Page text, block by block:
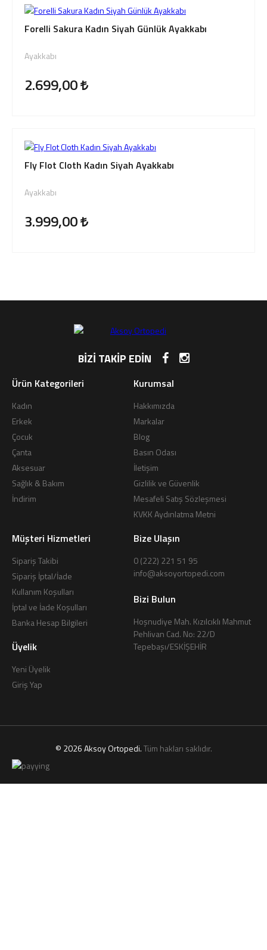
Forelli Sakura Kadın Siyah Günlük Ayakkabı
Ayakkabı
2.699,00
Fly Flot Cloth Kadın Siyah Ayakkabı
Ayakkabı
3.999,00
BİZİ TAKİP EDİN
Ürün Kategorileri
Kadın
Erkek
Çocuk
Çanta
Aksesuar
Sağlık & Bakım
İndirim
Kurumsal
Hakkımızda
Markalar
Blog
Basın Odası
İletişim
Gizlilik ve Güvenlik
Mesafeli Satış Sözleşmesi
KVKK Aydınlatma Metni
Müşteri Hizmetleri
Sipariş Takibi
Sipariş İptal/İade
Kullanım Koşulları
İptal ve İade Koşulları
Banka Hesap Bilgileri
Üyelik
Yeni Üyelik
Giriş Yap
Bize Ulaşın
0 (222) 221 51 95
info@aksoyortopedi.com
Bizi Bulun
Hoşnudiye Mah. Kızılcıklı Mahmut
Pehlivan Cad. No: 22/D
Tepebaşı/ESKİŞEHİR
© 2026 Aksoy Ortopedi.Tüm hakları saklıdır.